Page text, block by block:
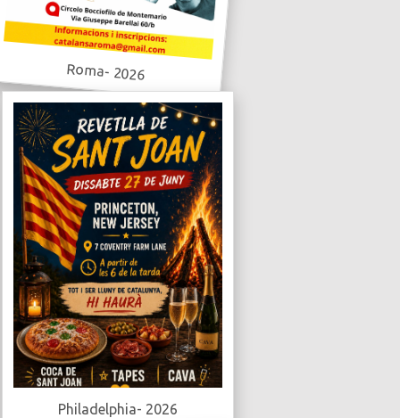
Roma- 2026
Philadelphia- 2026